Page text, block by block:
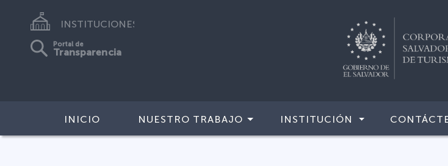
INSTITUCIONES
Portal de
Transparencia
INICIO NUESTRO TRABAJO INSTITUCIÓN